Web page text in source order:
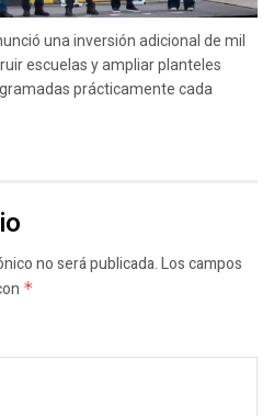
una inversión adicional de mil
escuelas y ampliar planteles
prácticamente cada
no será publicada.Los campos
*